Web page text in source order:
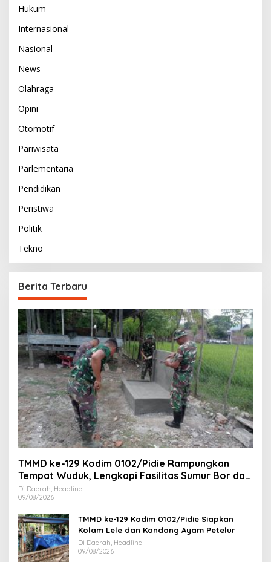
Hukum
Internasional
Nasional
News
Olahraga
Opini
Otomotif
Pariwisata
Parlementaria
Pendidikan
Peristiwa
Politik
Tekno
Berita Terbaru
TMMD ke-129 Kodim 0102/Pidie Rampungkan
Tempat Wuduk, Lengkapi Fasilitas Sumur Bor dan
MCK
Di Daerah, Headline
09/08/2026
TMMD ke-129 Kodim 0102/Pidie Siapkan
Kolam Lele dan Kandang Ayam Petelur
Di Daerah, Headline
09/08/2026